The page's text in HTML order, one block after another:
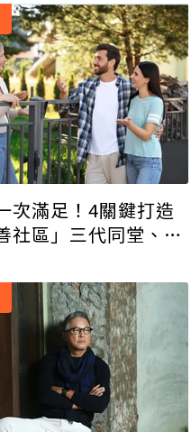
次滿足！4關鍵打造
社區」三代同堂、在